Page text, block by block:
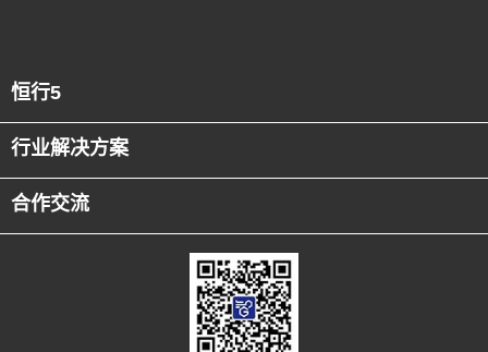
恒行5
行业解决方案
合作交流